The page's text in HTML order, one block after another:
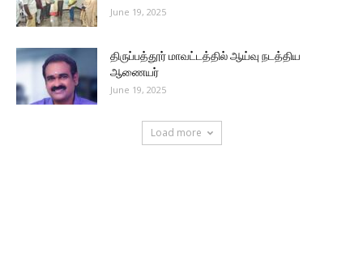
June 19, 2025
திருப்பத்தூர் மாவட்டத்தில் ஆய்வு நடத்திய
ஆணையர்
June 19, 2025
Load more